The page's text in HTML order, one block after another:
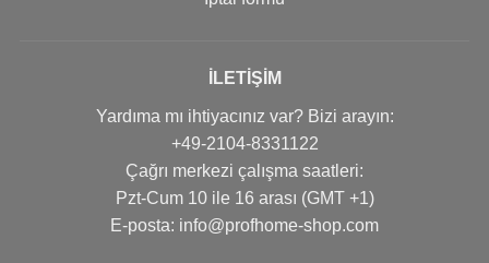
İLETIŞIM
Yardıma mı ihtiyacınız var? Bizi arayın:
+49-2104-8331122
Çağrı merkezi çalışma saatleri:
Pzt-Cum 10 ile 16 arası (GMT +1)
Е-posta: info@profhome-shop.com